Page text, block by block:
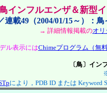
インフルエンザ＆新型
載49（2004/01/15～）：
→ 詳細情報掲載のオリ
ル表示にはChimeプログラム（無
〔鳥〕イン
により，PDB ID または Keyword